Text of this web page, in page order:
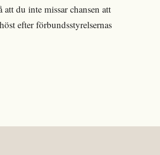
du inte missar chansen att
efter förbundsstyrelsernas